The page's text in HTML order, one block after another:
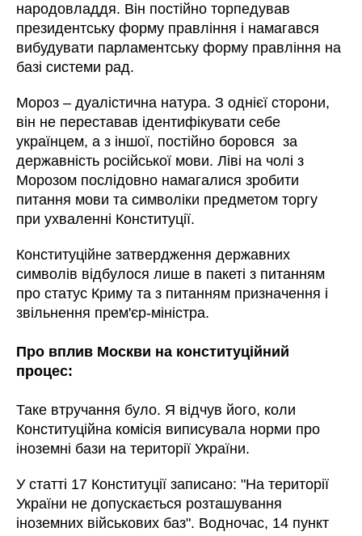
народовладдя. Він постійно торпедував
президентську форму правління і намагався
вибудувати парламентську форму правління на
базі системи рад.
Мороз – дуалістична натура. З однієї сторони,
він не переставав ідентифікувати себе
українцем, а з іншої, постійно боровся за
державність російської мови. Ліві на чолі з
Морозом послідовно намагалися зробити
питання мови та символіки предметом торгу
при ухваленні Конституції.
Конституційне затвердження державних
символів відбулося лише в пакеті з питанням
про статус Криму та з питанням призначення і
звільнення прем'єр-міністра.
Про вплив Москви на конституційний
процес:
Таке втручання було. Я відчув його, коли
Конституційна комісія виписувала норми про
іноземні бази на території України.
У статті 17 Конституції записано: "На території
України не допускається розташування
іноземних військових баз". Водночас, 14 пункт